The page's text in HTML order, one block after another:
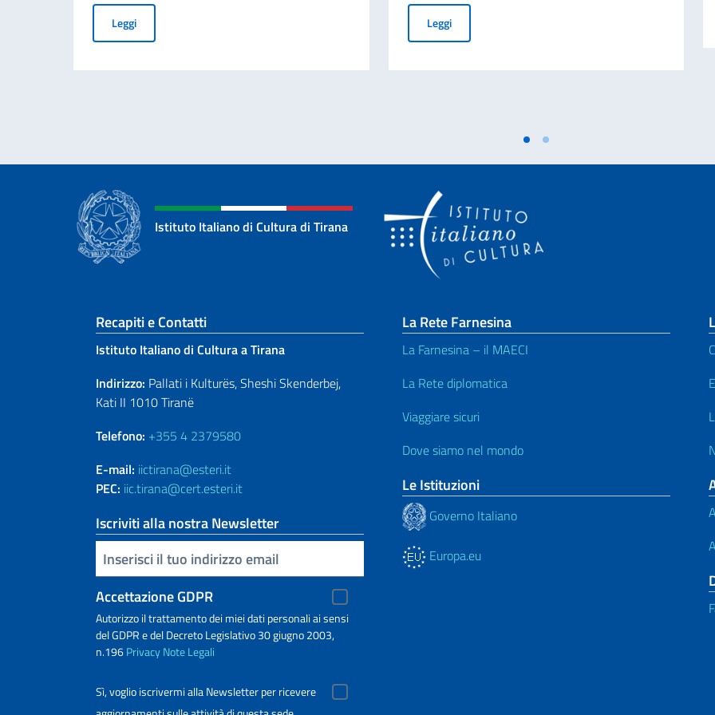
LeggiSELEZIONE MIDJ PER PROGETTO AIR – Artisti In Residenza 2027
LeggiPremio Pashko Gjeçi per la Traduzione Letteraria Italiana
Istituto Italiano di Cultura di Tirana
Sezione footer
Recapiti e Contatti
Istituto Italiano di Cultura a Tirana
Indirizzo: Pallati i Kulturës, Sheshi Skenderbej,
Kati II 1010 Tiranë
Telefono: +355 4 2379580
E-mail: iictirana@esteri.it
PEC: iic.tirana@cert.esteri.it
Iscriviti alla nostra Newsletter
Inserisci la tua email
Accettazione GDPR
Autorizzo il trattamento dei miei dati personali ai sensi
del GDPR e del Decreto Legislativo 30 giugno 2003,
n.196PrivacyNote Legali
Sì, voglio iscrivermi alla Newsletter per ricevere
La Rete Farnesina
La Farnesina – il MAECI
La Rete diplomatica
Viaggiare sicuri
Dove siamo nel mondo
Le Istituzioni
Governo Italiano
Europa.eu